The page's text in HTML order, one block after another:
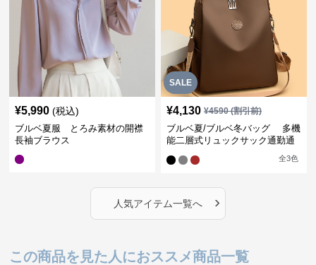
¥5,990 (税込)
ブルベ夏服 とろみ素材の開襟
長袖ブラウス
SALE
¥4,130 ¥4590(割引前)
ブルベ夏/ブルベ冬バッグ 多機
能二層式リュックサック通勤通
全3色
人気アイテム一覧へ ›
この商品を見た人におススメ商品一覧